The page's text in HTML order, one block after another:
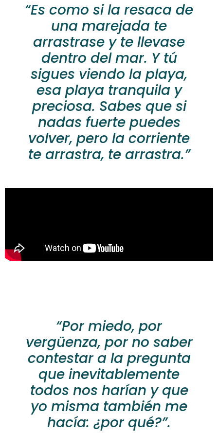
“Es como si la resaca de
una marejada te
arrastrase y te llevase
dentro del mar. Y tú
sigues viendo la playa,
esa playa tranquila y
preciosa. Sabes que si
nadas fuerte puedes
volver, pero la corriente
te arrastra, te arrastra.”
“Por miedo, por
vergüenza, por no saber
contestar a la pregunta
que inevitablemente
todos nos harían y que
yo misma también me
hacía: ¿por qué?”.